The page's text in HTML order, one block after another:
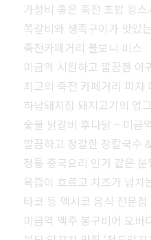
가성비 좋은 죽전 초밥 킹
쪽갈비와 생족구이가 맛있
죽전카페거리 볼보니 비스
미금역 시원하고 깔끔한 아
최고의 죽전 카페거리 피자
하남돼지집 돼지고기의 업
숯불 닭갈비 후다닭 – 미금
깔끔하고 정갈한 장칼국수
정통 중국요리 인거 같은 분
육즙이 흐르고 치즈가 넘치
타코 등 멕시코 음식 전문
미금역 맥주 봉구비어 오바